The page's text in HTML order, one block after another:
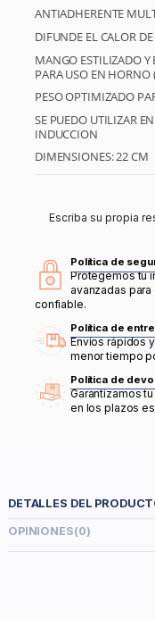
ANTIADHERENTE
DIFUNDE EL CALOR
MANGO ESTILIZADO
PARA USO EN HORNO
PESO OPTIMIZADO
SE PUEDO UTILIZAR
INDUCCION
DIMENSIONES: 22 CM
Escriba su propia
Política de
Protegemos tu
avanzadas
confiable.
Política de
Envíos rápidos
menor tiempo
Política de
Garantizamos
en los plazos
DETALLES DEL
OPINIONES(0)